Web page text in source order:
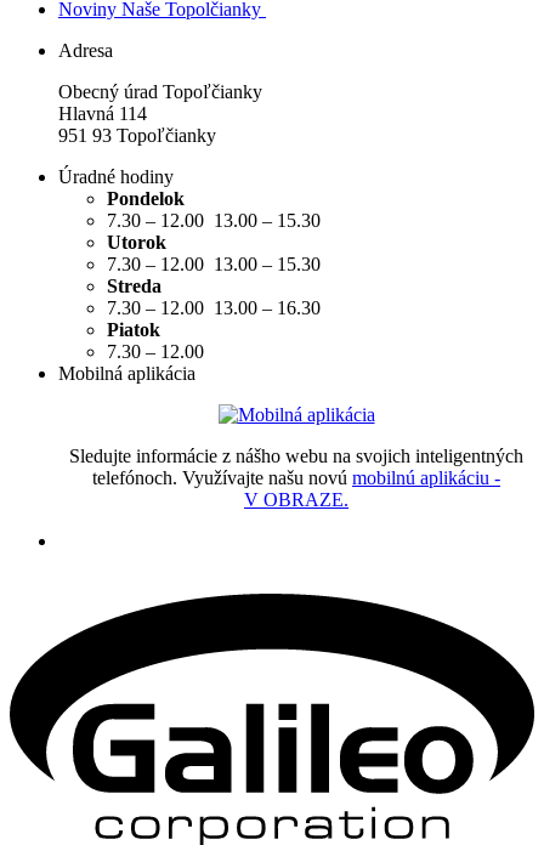
Noviny Naše Topolčianky
Adresa
Obecný úrad Topoľčianky
Hlavná 114
951 93 Topoľčianky
Úradné hodiny
Pondelok
7.30 – 12.00 13.00 – 15.30
Utorok
7.30 – 12.00 13.00 – 15.30
Streda
7.30 – 12.00 13.00 – 16.30
Piatok
7.30 – 12.00
Mobilná aplikácia
Sledujte informácie z nášho webu na svojich inteligentných
telefónoch. Využívajte našu novú mobilnú aplikáciu -
V OBRAZE.